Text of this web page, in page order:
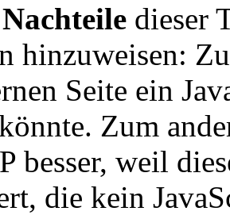
dieser
hinzuweisen:
Seite ein
Zum
besser, weil
die kein